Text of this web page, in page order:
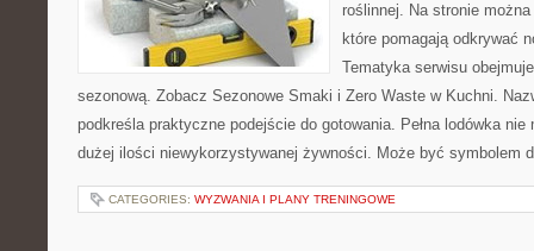
roślinnej. Na stronie
które pomagają odkrywać
Tematyka serwisu
sezonową. Zobacz Sezonowe Smaki i Zero Waste w Kuchni.
podkreśla praktyczne podejście do gotowania. Pełna lodówka
dużej ilości niewykorzystywanej żywności. Może być symbolem
CATEGORIES: WYZWANIA I PLANY TRENINGOWE